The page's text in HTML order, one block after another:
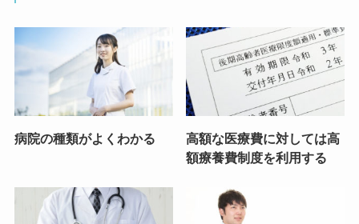
病院の種類がよくわかる
高額な医療費に対しては高
額療養費制度を利用する